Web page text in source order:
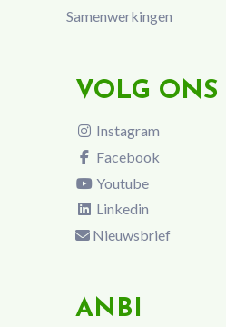
Samenwerkingen
VOLG ONS
Instagram
Facebook
Youtube
Linkedin
Nieuwsbrief
ANBI